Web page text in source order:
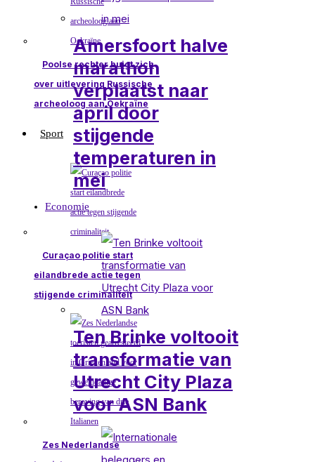
Poolse rechter buigt zich
over uitlevering Russische
archeoloog aan Oekraïne
Sport
Curaçao politie start
eilandbrede actie tegen
stijgende criminaliteit
Zes Nederlandse
Amersfoort halve
marathon
verplaatst naar
april door
stijgende
temperaturen in
mei
Economie
Ten Brinke voltooit
transformatie van
Utrecht City Plaza
voor ASN Bank